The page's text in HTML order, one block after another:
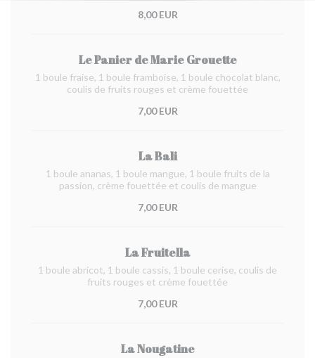
8,00 EUR
Le Panier de Marie Grouette
1 boule fraise, 1 boule framboise, 1 boule chocolat blanc,
coulis de fruits rouges et crème fouettée
7,00 EUR
La Bali
1 boule ananas, 1 boule mangue, 1 boule fruits de la
passion, crème fouettée et coulis de mangue
7,00 EUR
La Fruitella
1 boule abricot, 1 boule cassis, 1 boule cerise, coulis de
fruits rouges et crème fouettée
7,00 EUR
La Nougatine